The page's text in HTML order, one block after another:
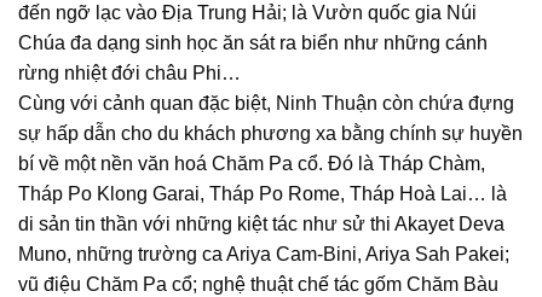
đến ngỡ lạc vào Địa Trung Hải; là Vườn quốc gia Núi
Chúa đa dạng sinh học ăn sát ra biển như những cánh
rừng nhiệt đới châu Phi…
Cùng với cảnh quan đặc biệt, Ninh Thuận còn chứa đựng
sự hấp dẫn cho du khách phương xa bằng chính sự huyền
bí về một nền văn hoá Chăm Pa cổ. Đó là Tháp Chàm,
Tháp Po Klong Garai, Tháp Po Rome, Tháp Hoà Lai… là
di sản tin thần với những kiệt tác như sử thi Akayet Deva
Muno, những trường ca Ariya Cam-Bini, Ariya Sah Pakei;
vũ điệu Chăm Pa cổ; nghệ thuật chế tác gốm Chăm Bàu